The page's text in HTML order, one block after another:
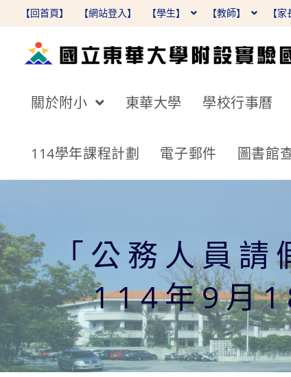
【回首頁】 【網站登入】 【學生】 【教師】 【家
關於附小 東華大學 學校行事曆
114學年課程計劃 電子郵件 圖書館
「公務人員請
114年9月